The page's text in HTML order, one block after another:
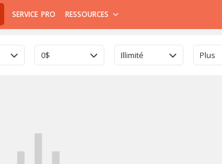
SERVICE PRO RESSOURCES
0$ Illimité Plus